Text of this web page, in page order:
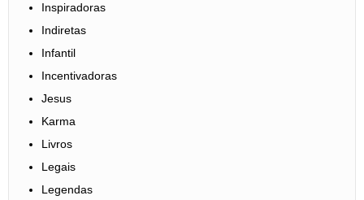
Inspiradoras
Indiretas
Infantil
Incentivadoras
Jesus
Karma
Livros
Legais
Legendas